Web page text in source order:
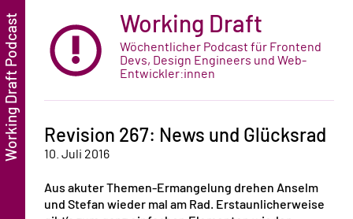
Working Draft
Wöchentlicher Podcast für Frontend
Devs, Design Engineers und Web-
Entwickler:innen
Revision 267: News und Glücksrad
10. Juli 2016
Aus akuter Themen-Ermangelung drehen Anselm
und Stefan wieder mal am Rad. Erstaunlicherweise